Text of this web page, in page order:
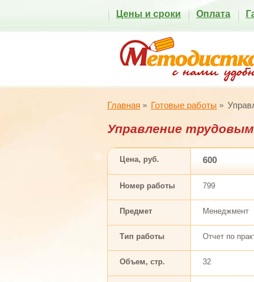
Цены и сроки Оплата
Главная Готовые работы
Управление
Цена, руб. 600
Номер работы 799
Предмет Менеджмент
Тип работы Отчет по
Объем, стр. 32